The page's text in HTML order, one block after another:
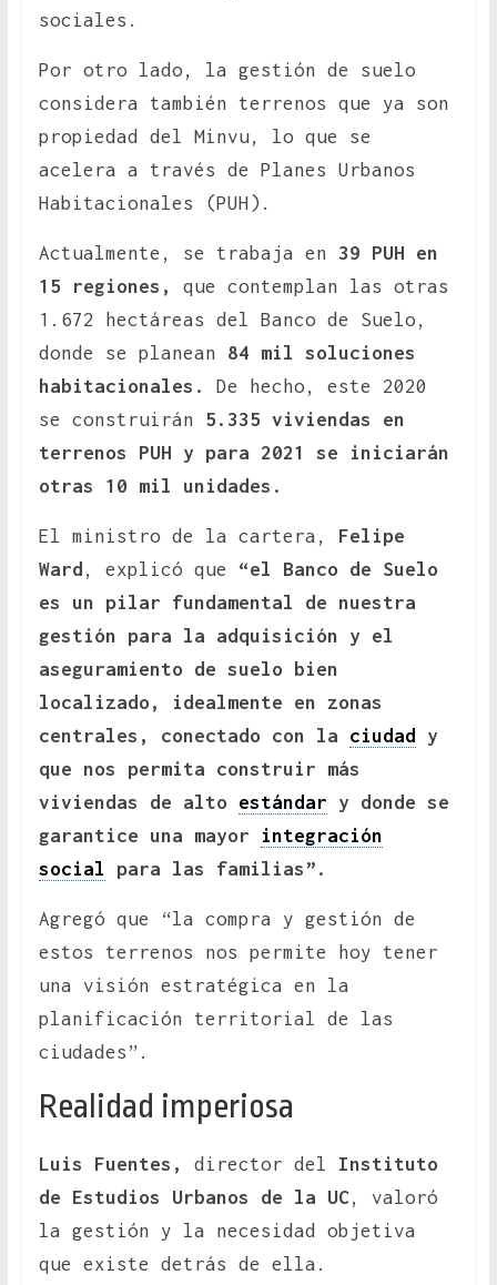
sociales.
Por otro lado, la gestión de suelo
considera también terrenos que ya son
propiedad del Minvu, lo que se
acelera a través de Planes Urbanos
Habitacionales (PUH).
Actualmente, se trabaja en 39 PUH en
15 regiones, que contemplan las otras
1.672 hectáreas del Banco de Suelo,
donde se planean 84 mil soluciones
habitacionales. De hecho, este 2020
se construirán 5.335 viviendas en
terrenos PUH y para 2021 se iniciarán
otras 10 mil unidades.
El ministro de la cartera, Felipe
Ward , explicó que “el Banco de Suelo
es un pilar fundamental de nuestra
gestión para la adquisición y el
aseguramiento de suelo bien
localizado, idealmente en zonas
centrales, conectado con la ciudad
y
que nos permita construir más
viviendas de alto estándar y donde se
garantice una mayor
integración
social para las familias”.
Agregó que “la compra y gestión de
estos terrenos nos permite hoy tener
una visión estratégica en la
planificación territorial de las
ciudades”.
Realidad imperiosa
Luis Fuentes, director del Instituto
de Estudios Urbanos de la UC, valoró
la gestión y la necesidad objetiva
que existe detrás de ella.